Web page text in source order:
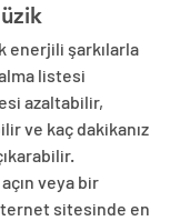
enerjili şarkılarla
listesi
azaltabilir,
ve kaç dakikanız
veya bir
sitesinde en